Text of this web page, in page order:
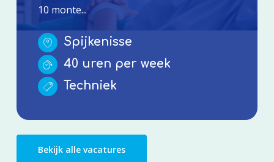
10 monte...
Spijkenisse
40 uren per week
Techniek
Bekijk alle vacatures